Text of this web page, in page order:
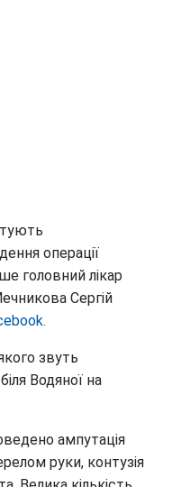
операції
головний лікар
Сергій
звуть
Водяної на
ампутація
руки, контузія